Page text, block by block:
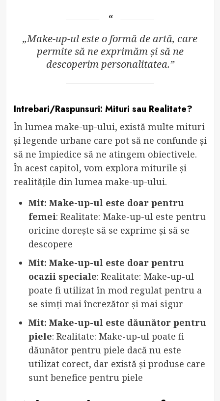
„Make-up-ul este o formă de artă, care
permite să ne exprimăm și să ne
descoperim personalitatea.”
Intrebari/Raspunsuri: Mituri sau Realitate?
În lumea make-up-ului, există multe mituri
și legende urbane care pot să ne confunde și
să ne împiedice să ne atingem obiectivele.
În acest capitol, vom explora miturile și
realitățile din lumea make-up-ului.
Mit: Make-up-ul este doar pentru
femei: Realitate: Make-up-ul este pentru
oricine dorește să se exprime și să se
descopere
Mit: Make-up-ul este doar pentru
ocazii speciale: Realitate: Make-up-ul
poate fi utilizat în mod regulat pentru a
se simți mai încrezător și mai sigur
Mit: Make-up-ul este dăunător pentru
piele: Realitate: Make-up-ul poate fi
dăunător pentru piele dacă nu este
utilizat corect, dar există și produse care
sunt benefice pentru piele